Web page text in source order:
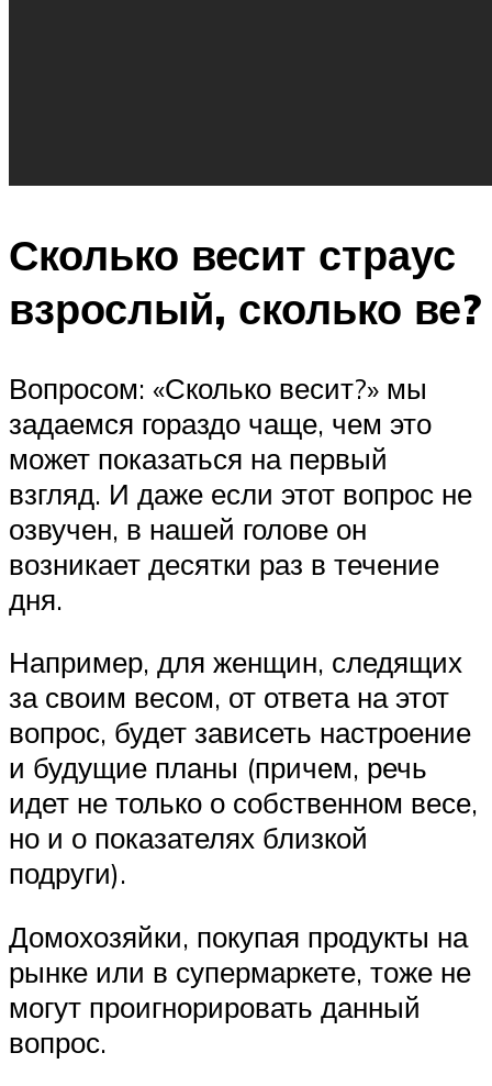
Сколько весит страус
взрослый, сколько ве?
Вопросом: «Сколько весит?» мы
задаемся гораздо чаще, чем это
может показаться на первый
взгляд. И даже если этот вопрос не
озвучен, в нашей голове он
возникает десятки раз в течение
дня.
Например, для женщин, следящих
за своим весом, от ответа на этот
вопрос, будет зависеть настроение
и будущие планы (причем, речь
идет не только о собственном весе,
но и о показателях близкой
подруги).
Домохозяйки, покупая продукты на
рынке или в супермаркете, тоже не
могут проигнорировать данный
вопрос.